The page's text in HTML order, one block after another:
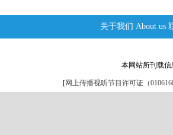
关于我们 About us
本网站所刊载
[网上传播视听节目许可证（